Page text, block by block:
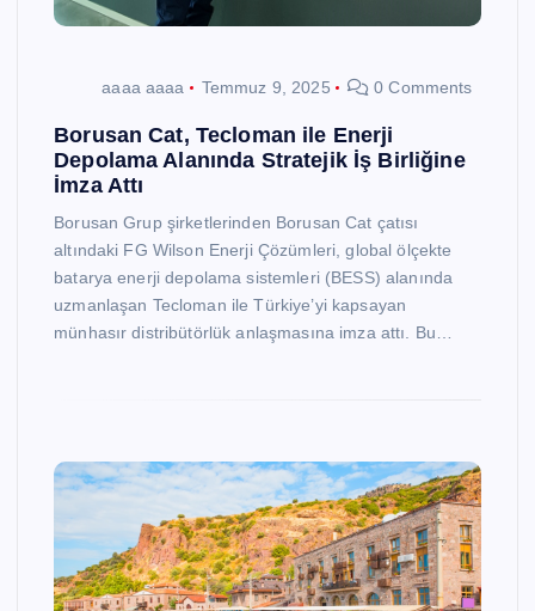
aaaa aaaa Temmuz 9, 2025 0 Comments
Borusan Cat, Tecloman ile Enerji
Depolama Alanında Stratejik İş Birliğine
İmza Attı
Borusan Grup şirketlerinden Borusan Cat çatısı
altındaki FG Wilson Enerji Çözümleri, global ölçekte
batarya enerji depolama sistemleri (BESS) alanında
uzmanlaşan Tecloman ile Türkiye’yi kapsayan
münhasır distribütörlük anlaşmasına imza attı. Bu…